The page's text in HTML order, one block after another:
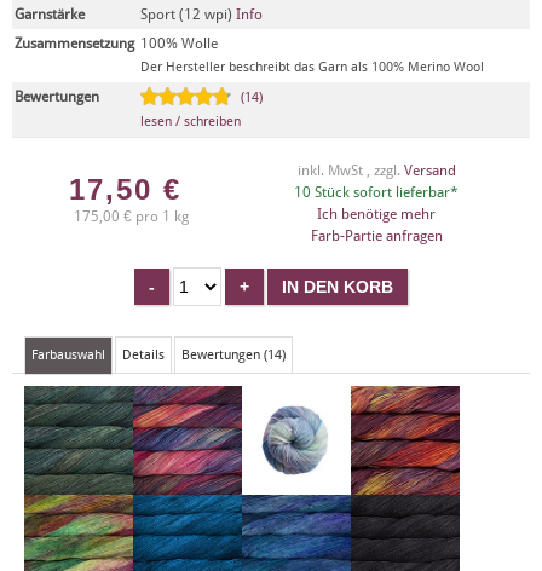
Garnstärke
Sport (12 wpi) Info
Zusammensetzung 100% Wolle
Der Hersteller beschreibt das Garn als 100% Merino Wool
Bewertungen
(14)
lesen / schreiben
17,50 €
175,00 € pro 1 kg
inkl. MwSt , zzgl. Versand
10 Stück sofort lieferbar*
Ich benötige mehr
Farb-Partie anfragen
Farbauswahl Details Bewertungen (14)